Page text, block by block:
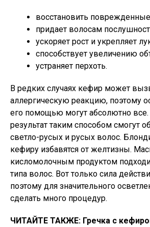
восстановить
придает волосам
ускоряет рост и укрепляет
способствует увеличению
устраняет перхоть.
В редких случаях кефир может
аллергическую реакцию, поэтому
его помощью могут абсолютно все.
результат таким способом смогут
светло-русых и русых волос.
кефиру избавятся от желтизны.
кисломолочным продуктом
типа волос. Вот только сила
поэтому для значительного
сделать много процедур.
ЧИТАЙТЕ ТАКЖЕ: Гречка с